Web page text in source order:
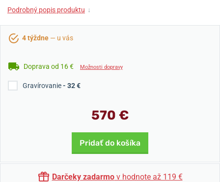
Podrobný popis produktu ↓
4 týždne — u vás
Doprava od 16 € Možnosti dopravy
Gravírovanie- 32 €
570 €
Pridať do košíka
Darčeky zadarmov hodnote až 119 €